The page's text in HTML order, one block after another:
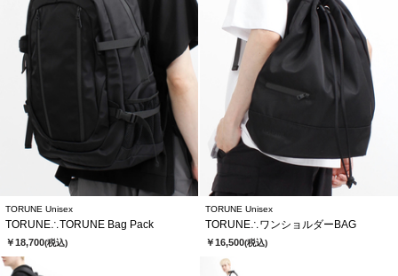
TORUNE Unisex
TORUNE∴TORUNE Bag Pack
￥18,700(税込)
TORUNE Unisex
TORUNE∴ワンショルダーBAG
￥16,500(税込)